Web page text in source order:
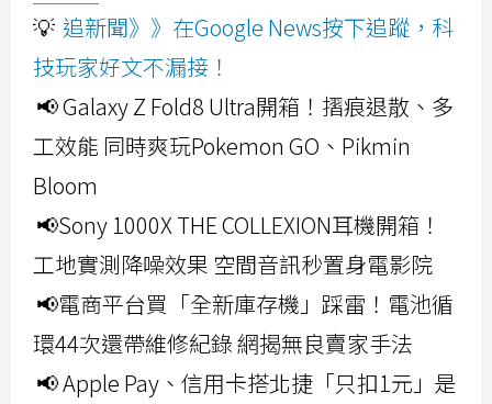
💡 追新聞》》在Google News按下追蹤，科
技玩家好文不漏接！
📢 Galaxy Z Fold8 Ultra開箱！摺痕退散、多
工效能 同時爽玩Pokemon GO、Pikmin
Bloom
📢Sony 1000X THE COLLEXION耳機開箱！
工地實測降噪效果 空間音訊秒置身電影院
📢電商平台買「全新庫存機」踩雷！電池循
環44次還帶維修紀錄 網揭無良賣家手法
📢 Apple Pay、信用卡搭北捷「只扣1元」是